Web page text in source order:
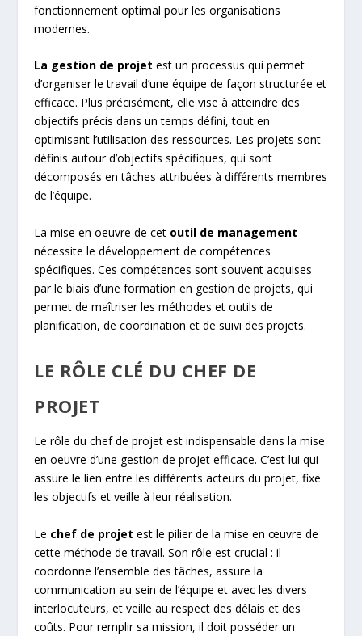
fonctionnement optimal pour les organisations
modernes.
La gestion de projet est un processus qui permet
d’organiser le travail d’une équipe de façon structurée et
efficace. Plus précisément, elle vise à atteindre des
objectifs précis dans un temps défini, tout en
optimisant l’utilisation des ressources. Les projets sont
définis autour d’objectifs spécifiques, qui sont
décomposés en tâches attribuées à différents membres
de l’équipe.
La mise en oeuvre de cet outil de management
nécessite le développement de compétences
spécifiques. Ces compétences sont souvent acquises
par le biais d’une formation en gestion de projets, qui
permet de maîtriser les méthodes et outils de
planification, de coordination et de suivi des projets.
LE RÔLE CLÉ DU CHEF DE
PROJET
Le rôle du chef de projet est indispensable dans la mise
en oeuvre d’une gestion de projet efficace. C’est lui qui
assure le lien entre les différents acteurs du projet, fixe
les objectifs et veille à leur réalisation.
Le chef de projet est le pilier de la mise en œuvre de
cette méthode de travail. Son rôle est crucial : il
coordonne l’ensemble des tâches, assure la
communication au sein de l’équipe et avec les divers
interlocuteurs, et veille au respect des délais et des
coûts. Pour remplir sa mission, il doit posséder un